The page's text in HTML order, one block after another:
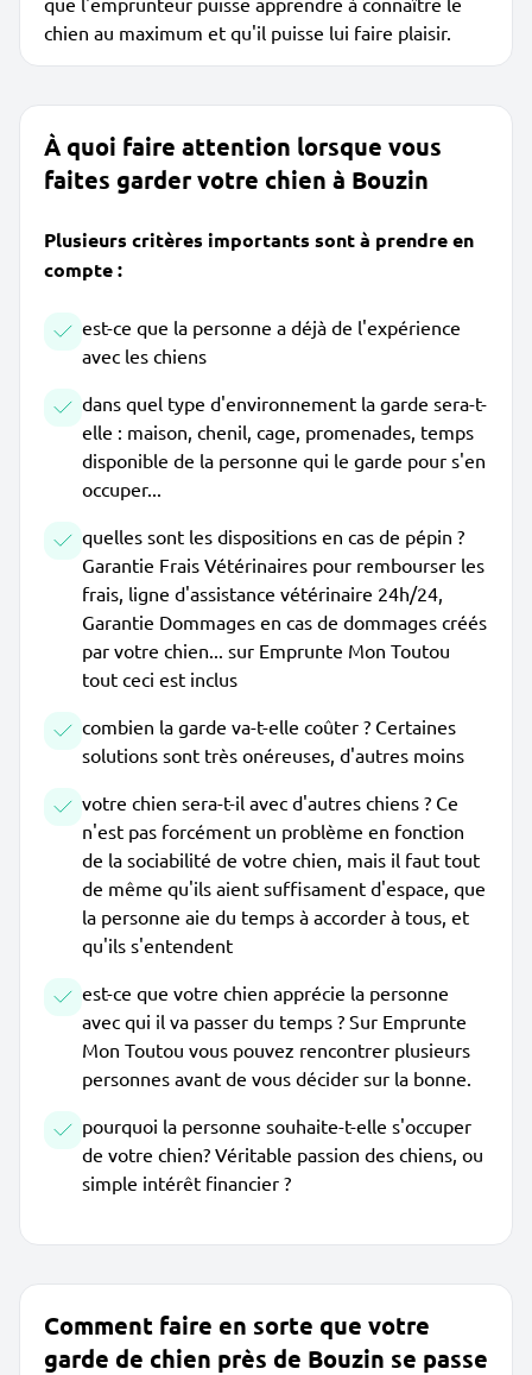
chien au maximum et qu'il puisse lui faire plaisir.
À quoi faire attention lorsque vous
faites garder votre chien à Bouzin
Plusieurs critères importants sont à prendre en
compte :
est-ce que la personne a déjà de l'expérience
avec les chiens
dans quel type d'environnement la garde sera-t-
elle : maison, chenil, cage, promenades, temps
disponible de la personne qui le garde pour s'en
occuper...
quelles sont les dispositions en cas de pépin ?
Garantie Frais Vétérinaires pour rembourser les
frais, ligne d'assistance vétérinaire 24h/24,
Garantie Dommages en cas de dommages créés
par votre chien... sur Emprunte Mon Toutou
tout ceci est inclus
combien la garde va-t-elle coûter ? Certaines
solutions sont très onéreuses, d'autres moins
votre chien sera-t-il avec d'autres chiens ? Ce
n'est pas forcément un problème en fonction
de la sociabilité de votre chien, mais il faut tout
de même qu'ils aient suffisament d'espace, que
la personne aie du temps à accorder à tous, et
qu'ils s'entendent
est-ce que votre chien apprécie la personne
avec qui il va passer du temps ? Sur Emprunte
Mon Toutou vous pouvez rencontrer plusieurs
personnes avant de vous décider sur la bonne.
pourquoi la personne souhaite-t-elle s'occuper
de votre chien? Véritable passion des chiens, ou
simple intérêt financier ?
Comment faire en sorte que votre
garde de chien près de Bouzin se passe